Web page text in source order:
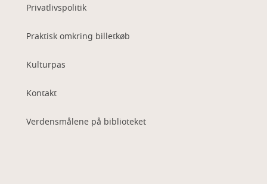
Privatlivspolitik
Praktisk omkring billetkøb
Kulturpas
Kontakt
Verdensmålene på biblioteket